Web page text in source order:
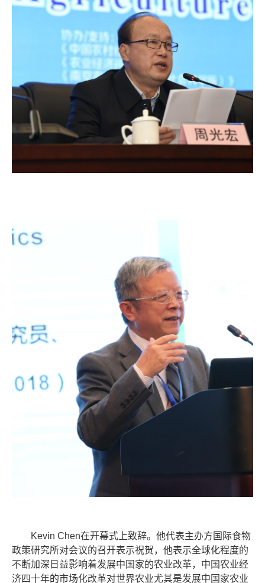
Kevin Chen在开幕式上致辞。他代表主办方国际食物
政策研究所对会议的召开表示祝贺，他表示全球化程度的
不断加深日益影响着发展中国家的农业改革，中国农业经
济四十年的市场化改革对世界农业尤其是发展中国家农业